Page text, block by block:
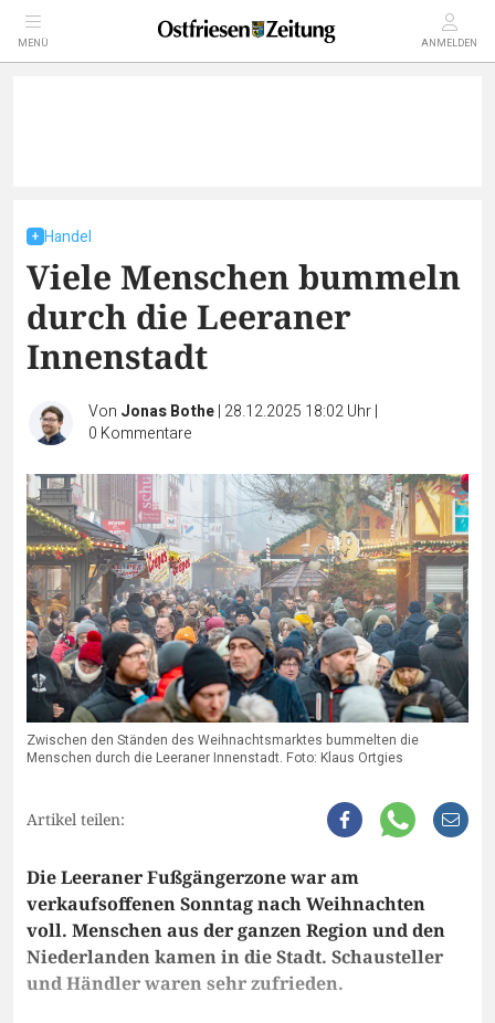
MENÜ ANMELDEN
Handel
Viele Menschen bummeln
durch die Leeraner
Innenstadt
Von Jonas Bothe| 28.12.2025 18:02 Uhr|
0 Kommentare
Zwischen den Ständen des Weihnachtsmarktes bummelten die
Menschen durch die Leeraner Innenstadt. Foto: Klaus Ortgies
Artikel teilen:
Die Leeraner Fußgängerzone war am
verkaufsoffenen Sonntag nach Weihnachten
voll. Menschen aus der ganzen Region und den
Niederlanden kamen in die Stadt. Schausteller
und Händler waren sehr zufrieden.